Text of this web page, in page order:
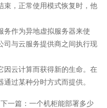
束，正常使用模式恢复时，他
务作为异地虚拟服务器来使
司与云服务提供商之间执行现
因云计算而获得新的生命。在
过某种分时方式而提供。
下一篇：一个机柜能部署多少